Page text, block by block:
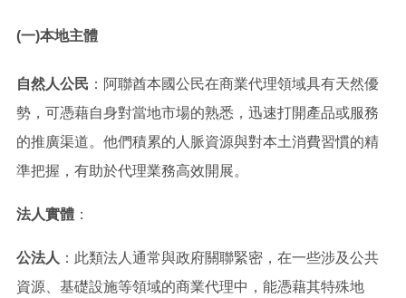
(一)本地主體
自然人公民 ：阿聯酋本國公民在商業代理領域具有天然優
勢，可憑藉自身對當地市場的熟悉，迅速打開產品或服務
的推廣渠道。他們積累的人脈資源與對本土消費習慣的精
準把握，有助於代理業務高效開展。
法人實體：
公法人 ：此類法人通常與政府關聯緊密，在一些涉及公共
資源、基礎設施等領域的商業代理中，能憑藉其特殊地